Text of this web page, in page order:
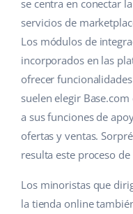
Gestión de envíos
Automatizaciones
Base Connect
IA para e-commerce
Productos infantiles
Electrónica
Piezas de automóviles
Supermercado
Moda
Ayuda
Base Academy
Blog
Servicios
Implementación de
Auditoría de cuentas
english (GB)
english (IN)
čeština
deutsch
español (AR)
se centra en conectar
servicios de
Los módulos de
incorporados en las
ofrecer
suelen elegir
a sus funciones de
ofertas y ventas.
resulta este proceso
Los minoristas que
la tienda online